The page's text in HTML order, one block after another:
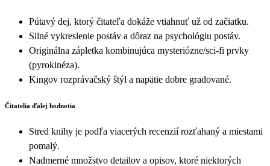
Pútavý dej, ktorý čitateľa dokáže vtiahnuť už od začiatku.
Silné vykreslenie postáv a dôraz na psychológiu postáv.
Originálna zápletka kombinujúca mysteriózne/sci‑fi prvky
(pyrokinéza).
Kingov rozprávačský štýl a napätie dobre gradované.
Čitatelia ďalej hodnotia
Stred knihy je podľa viacerých recenzií rozťahaný a miestami
pomalý.
Nadmerné množstvo detailov a opisov, ktoré niektorých